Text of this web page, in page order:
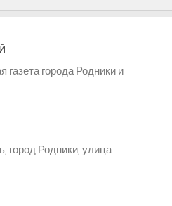
города Родники и
город Родники, улица